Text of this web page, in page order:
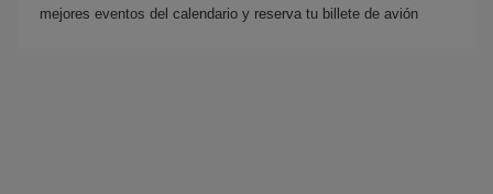
mejores eventos del calendario y reserva tu billete de avión